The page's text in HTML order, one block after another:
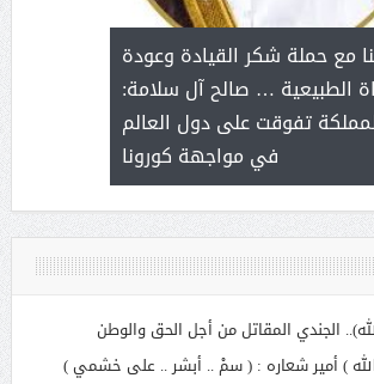
مع
بنت
مع حملة شكر القيادة وعودة
الطبيعية … صالح آل سلامة:
تفوقت على دول العالم
في مواجهة كورونا
الجندي المقاتل من أجل الحق والوطن
) أمير شعاره : ( سمْ .. أبشر .. على خشمي )